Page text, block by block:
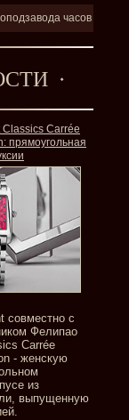
часов
Carrée
прямоугольная
совместно с
Фелипао
Carrée
- женскую
из
выпущенную